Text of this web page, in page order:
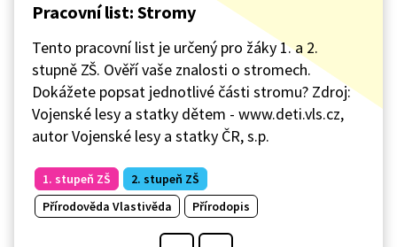
Pracovní list: Stromy
Tento pracovní list je určený pro žáky 1. a 2.
stupně ZŠ. Ověří vaše znalosti o stromech.
Dokážete popsat jednotlivé části stromu? Zdroj:
Vojenské lesy a statky dětem - www.deti.vls.cz,
autor Vojenské lesy a statky ČR, s.p.
1. stupeň ZŠ
2. stupeň ZŠ
Přírodověda Vlastivěda
Přírodopis